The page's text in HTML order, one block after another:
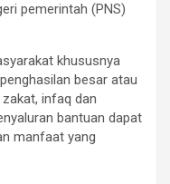
pemerintah (PNS)
khususnya
besar atau
infaq dan
bantuan dapat
manfaat yang